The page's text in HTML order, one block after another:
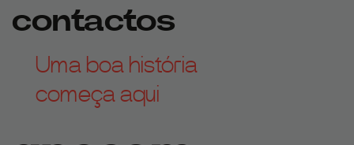
contactos
Uma boa história
começa aqui